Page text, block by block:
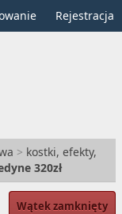
Rejestracja
> kostki, efekty,
320zł
Wątek zamknięty